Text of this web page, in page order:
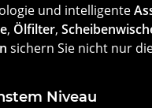
und intelligente
, Ölfilter,
sichern Sie nicht nur
Niveau